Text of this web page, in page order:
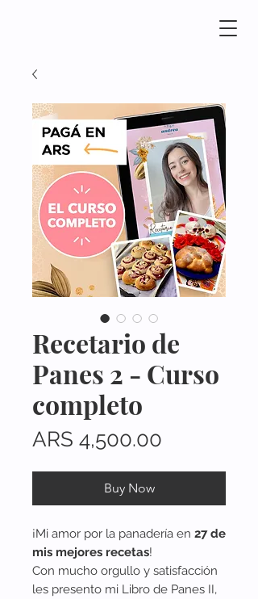
Recetario de
Panes 2 - Curso
completo
ARS 4,500.00
Buy Now
¡Mi amor por la panadería en 27 de
mis mejores recetas!
Con mucho orgullo y satisfacción
les presento mi Libro de Panes II,